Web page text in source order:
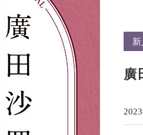
廣
2023